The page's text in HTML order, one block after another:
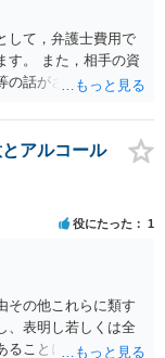
して，弁護士費用で
す。 また，相手の資
の話がされなかった
アルコール
役にたった 1
の他これらに類す
、表明し若しくは全
ることに乗じて、性